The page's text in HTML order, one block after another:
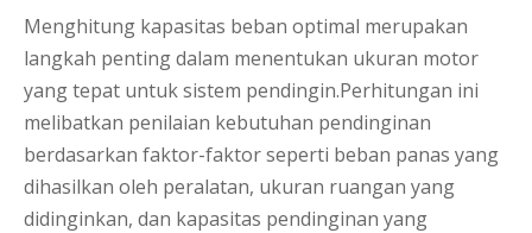
Menghitung kapasitas beban optimal merupakan
langkah penting dalam menentukan ukuran motor
yang tepat untuk sistem pendingin.Perhitungan ini
melibatkan penilaian kebutuhan pendinginan
berdasarkan faktor-faktor seperti beban panas yang
dihasilkan oleh peralatan, ukuran ruangan yang
didinginkan, dan kapasitas pendinginan yang